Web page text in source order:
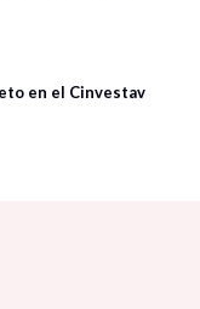
en el Cinvestav